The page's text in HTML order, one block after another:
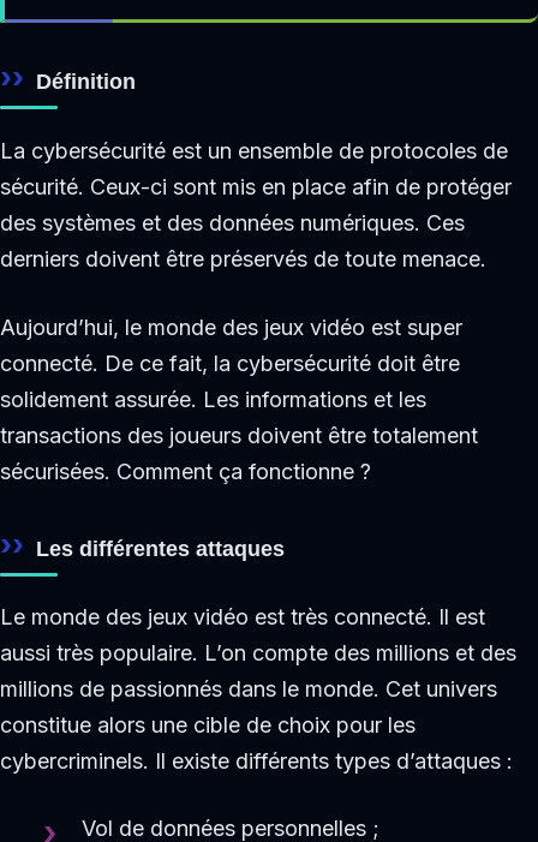
Définition
La cybersécurité est un ensemble de protocoles de
sécurité. Ceux-ci sont mis en place afin de protéger
des systèmes et des données numériques. Ces
derniers doivent être préservés de toute menace.
Aujourd’hui, le monde des jeux vidéo est super
connecté. De ce fait, la cybersécurité doit être
solidement assurée. Les informations et les
transactions des joueurs doivent être totalement
sécurisées. Comment ça fonctionne ?
Les différentes attaques
Le monde des jeux vidéo est très connecté. Il est
aussi très populaire. L’on compte des millions et des
millions de passionnés dans le monde. Cet univers
constitue alors une cible de choix pour les
cybercriminels. Il existe différents types d’attaques :
Vol de données personnelles ;